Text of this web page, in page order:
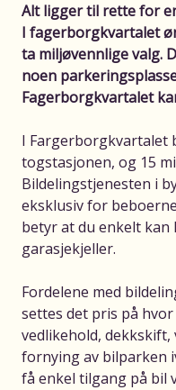
Alt ligger til rette for
I fagerborgkvartalet
ta miljøvennlige valg.
noen
Fagerborgkvartalet
I Fargerborgkvartalet
togstasjonen, og 15
Bildelingstjenesten i
eksklusiv for
betyr at du enkelt kan
garasjekjeller.
Fordelene med
settes det pris på
vedlikehold, dekkskift,
fornying av bilparken
få enkel tilgang på bil